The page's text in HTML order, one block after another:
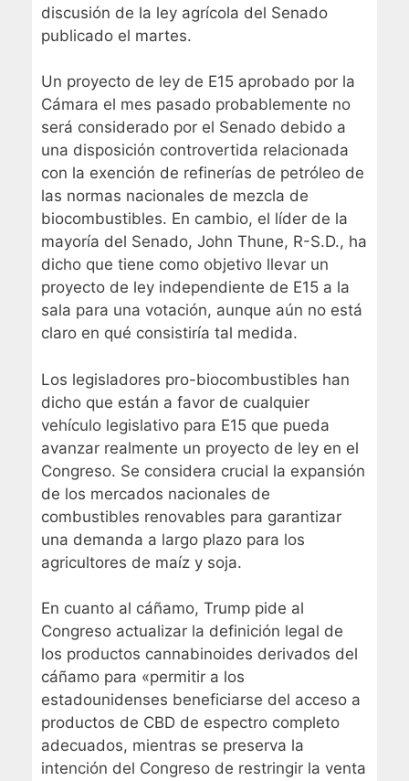
discusión de la ley agrícola del Senado
publicado el martes.
Un proyecto de ley de E15 aprobado por la
Cámara el mes pasado probablemente no
será considerado por el Senado debido a
una disposición controvertida relacionada
con la exención de refinerías de petróleo de
las normas nacionales de mezcla de
biocombustibles. En cambio, el líder de la
mayoría del Senado, John Thune, R-S.D., ha
dicho que tiene como objetivo llevar un
proyecto de ley independiente de E15 a la
sala para una votación, aunque aún no está
claro en qué consistiría tal medida.
Los legisladores pro-biocombustibles han
dicho que están a favor de cualquier
vehículo legislativo para E15 que pueda
avanzar realmente un proyecto de ley en el
Congreso. Se considera crucial la expansión
de los mercados nacionales de
combustibles renovables para garantizar
una demanda a largo plazo para los
agricultores de maíz y soja.
En cuanto al cáñamo, Trump pide al
Congreso actualizar la definición legal de
los productos cannabinoides derivados del
cáñamo para «permitir a los
estadounidenses beneficiarse del acceso a
productos de CBD de espectro completo
adecuados, mientras se preserva la
intención del Congreso de restringir la venta